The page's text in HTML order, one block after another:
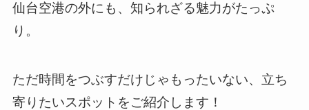
仙台空港の外にも、知られざる魅力がたっぷ
り。
ただ時間をつぶすだけじゃもったいない、立ち
寄りたいスポットをご紹介します！